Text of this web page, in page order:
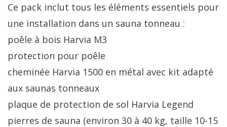
Ce pack inclut tous les éléments essentiels pour
une installation dans un sauna tonneau :
poêle à bois Harvia M3
protection pour poêle
cheminée Harvia 1500 en métal avec kit adapté
aux saunas tonneaux
plaque de protection de sol Harvia Legend
pierres de sauna (environ 30 à 40 kg, taille 10-15